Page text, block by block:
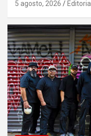
5 agosto, 2026 Editorial